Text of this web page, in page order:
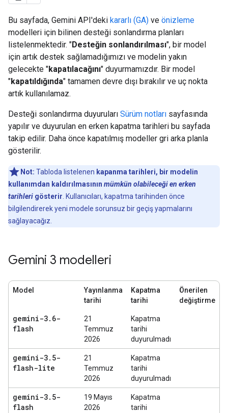
Bu sayfada, Gemini API'deki kararlı (GA) ve önizleme
modelleri için bilinen desteği sonlandırma planları
listelenmektedir. "Desteğin sonlandırılması", bir model
için artık destek sağlamadığımızı ve modelin yakın
gelecekte "kapatılacağını" duyurmamızdır. Bir model
"kapatıldığında" tamamen devre dışı bırakılır ve uç nokta
artık kullanılamaz.
Desteği sonlandırma duyuruları Sürüm notları sayfasında
yapılır ve duyurulan en erken kapatma tarihleri bu sayfada
takip edilir. Daha önce kapatılmış modeller gri arka planla
gösterilir.
Not: Tabloda listelenen kapanma tarihleri, bir modelin
kullanımdan kaldırılmasının mümkün olabileceği en erken
tarihleri gösterir . Kullanıcıları, kapatma tarihinden önce
bilgilendirerek yeni modele sorunsuz bir geçiş yapmalarını
sağlayacağız.
Gemini 3 modelleri
Model
Yayınlanma
tarihi
Kapatma
tarihi
Önerilen
değiştirme
gemini-3. 6-
flash
21
Temmuz
2026
Kapatma
tarihi
duyurulmadı
gemini-3. 5-
flash-lite
21
Temmuz
2026
Kapatma
tarihi
duyurulmadı
gemini-3. 5-
flash
19 Mayıs
2026
Kapatma
tarihi